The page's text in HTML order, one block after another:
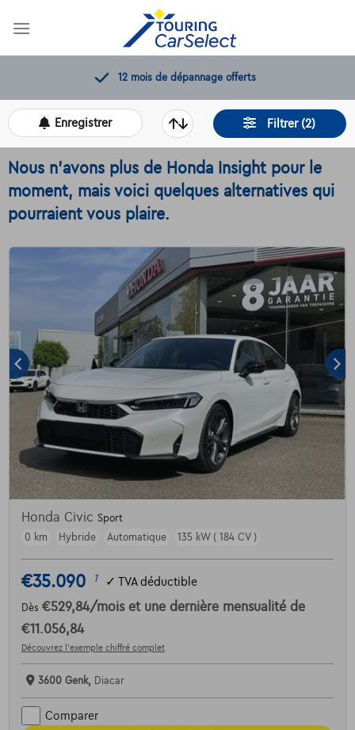
12 mois de dépannage offerts
Filtrer (2)
Enregistrer
Nous n'avons plus de Honda Insight pour le
moment, mais voici quelques alternatives qui
pourraient vous plaire.
Honda Civic Sport
0 km
Hybride Automatique 135 kW ( 184 CV )
€35.090 1 ✓ TVA déductible
Dès €529,84/mois et une dernière mensualité de
€11.056,84
Découvrez l’exemple chiffré complet
3600 Genk, Diacar
Comparer